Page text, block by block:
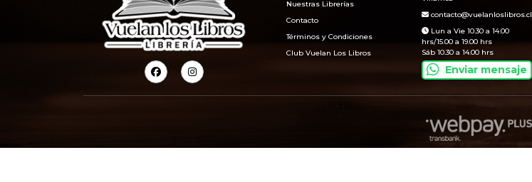
Nuestras Librerías
Contacto
Términos y Condiciones
Club Vuelan Los Libros
contacto@vuelanloslibros.cl
Lun a Vie 10.30 a 14.00
hrs/15.00 a 19.00 hrs
Sáb 10.30 a 14.00 hrs
Enviar mensaje